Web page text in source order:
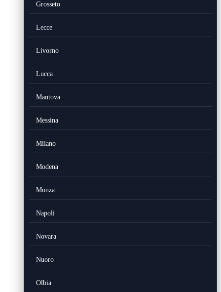
Grosseto
Lecce
Livorno
Lucca
Mantova
Messina
Milano
Modena
Monza
Napoli
Novara
Nuoro
Olbia